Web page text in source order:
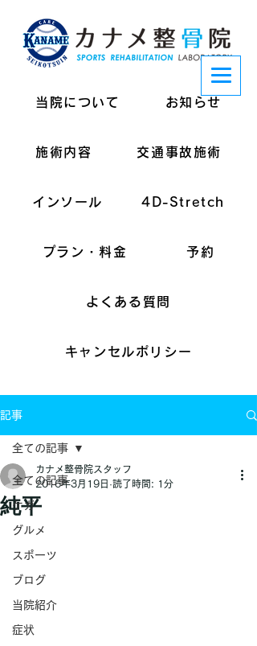
当院について お知らせ
施術内容 交通事故施術
インソール 4D-Stretch
プラン・料金 予約
よくある質問
キャンセルポリシー
記事
全ての記事
ケガ
グルメ
スポーツ
ブログ
当院紹介
症状
全ての記事
純平
カナメ整骨院スタッフ
2016年3月19日 読了時間: 1分